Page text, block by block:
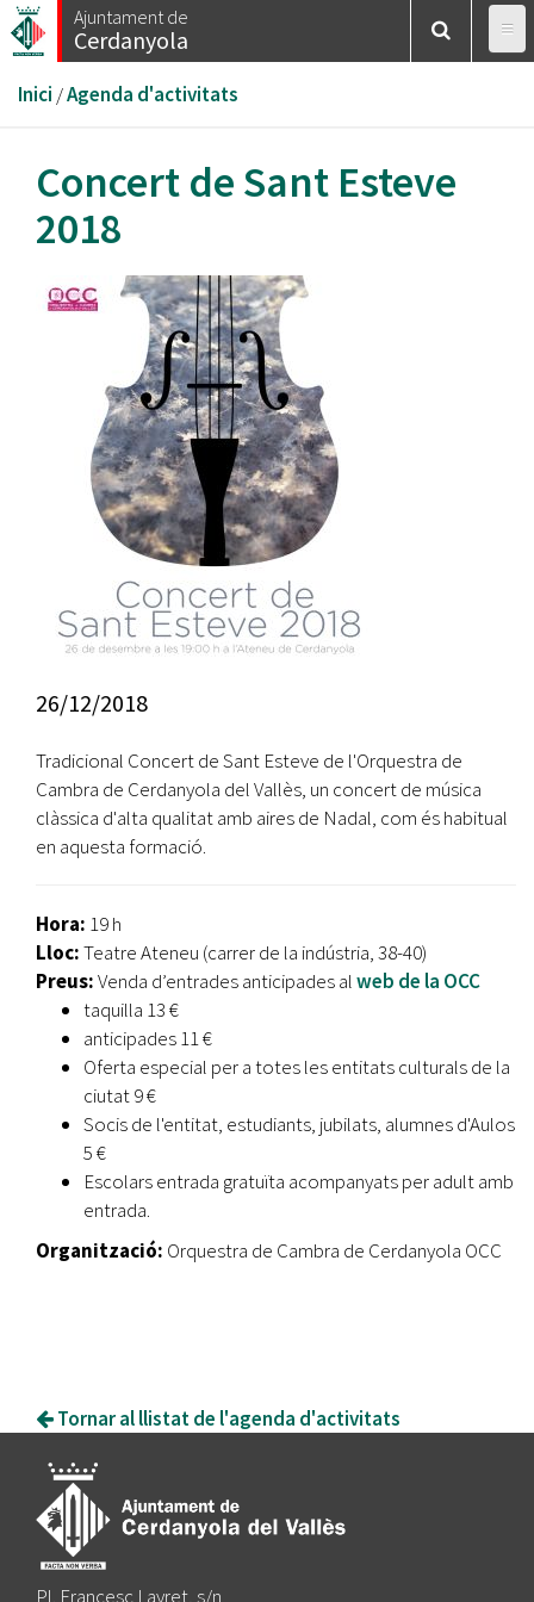
Vés
al
Ajuntament de
Cerdanyola
Esteu
aquí
Inici /Agenda d'activitats
Concert de Sant Esteve
2018
26/12/2018
Tradicional Concert de Sant Esteve de l'Orquestra de
Cambra de Cerdanyola del Vallès, un concert de música
clàssica d'alta qualitat amb aires de Nadal, com és habitual
en aquesta formació.
Hora: 19 h
Lloc:Teatre Ateneu (carrer de la indústria, 38-40)
Preus:Venda d’entrades anticipades alweb de la OCC
taquilla 13 €
anticipades 11 €
Oferta especial per a totes les entitats culturals de la
ciutat 9 €
Socis de l'entitat, estudiants, jubilats, alumnes d'Aulos
5 €
Escolars entrada gratuïta acompanyats per adult amb
entrada.
Organització: Orquestra de Cambra de Cerdanyola OCC
Tornar al llistat de l'agenda d'activitats
Pl. Francesc Layret, s/n